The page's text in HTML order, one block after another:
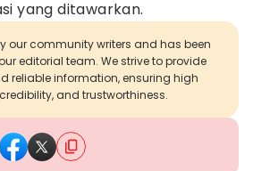
yang ditawarkan.
our community writers and has been
editorial team. We strive to provide
reliable information, ensuring high
and trustworthiness.